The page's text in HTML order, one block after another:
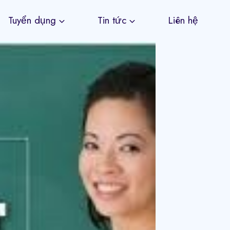
Tuyển dụng Tin tức Liên hệ